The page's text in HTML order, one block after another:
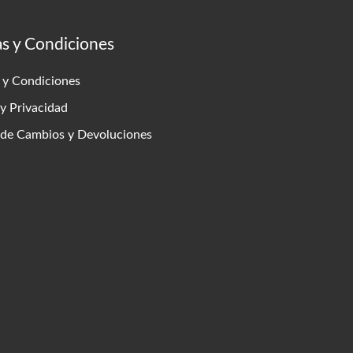
y Condiciones
y Condiciones
Privacidad
Cambios y Devoluciones